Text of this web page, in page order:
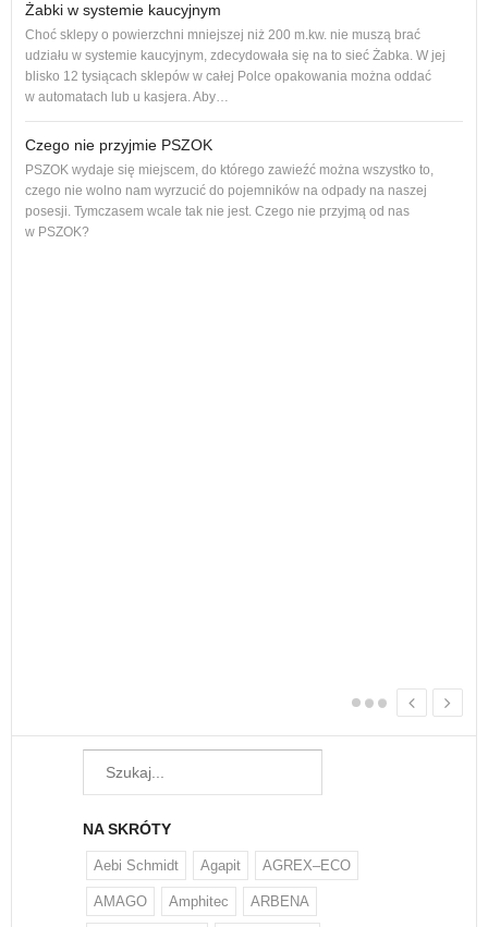
Żabki w systemie kaucyjnym
Choć sklepy o powierzchni mniejszej niż 200 m.kw. nie muszą brać
udziału w systemie kaucyjnym, zdecydowała się na to sieć Żabka. W jej
blisko 12 tysiącach sklepów w całej Polce opakowania można oddać
w automatach lub u kasjera. Aby…
Czego nie przyjmie PSZOK
PSZOK wydaje się miejscem, do którego zawieźć można wszystko to,
czego nie wolno nam wyrzucić do pojemników na odpady na naszej
posesji. Tymczasem wcale tak nie jest. Czego nie przyjmą od nas
w PSZOK?
NA SKRÓTY
Aebi Schmidt Agapit AGREX–ECO
AMAGO Amphitec ARBENA